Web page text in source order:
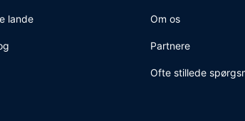
lande Om os
Partnere
Ofte stillede